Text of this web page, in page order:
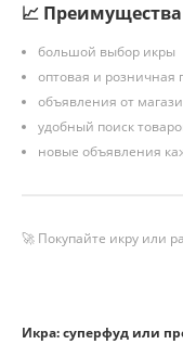
📈
большой выбор икры
оптовая и розничная
объявления от
удобный поиск
новые объявления
🚀 Покупайте икру или
Икра: суперфуд или